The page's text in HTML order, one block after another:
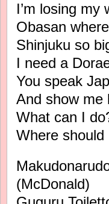
I’m losing my
Obasan
Shinjuku so
I need a
You speak
And show me
What can I
Where
(McDonald)